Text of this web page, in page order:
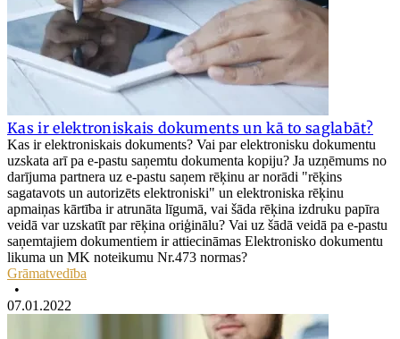
Kas ir elektroniskais dokuments un kā to saglabāt?
Kas ir elektroniskais dokuments? Vai par elektronisku dokumentu
uzskata arī pa e-pastu saņemtu dokumenta kopiju? Ja uzņēmums no
darījuma partnera uz e-pastu saņem rēķinu ar norādi "rēķins
sagatavots un autorizēts elektroniski" un elektroniska rēķinu
apmaiņas kārtība ir atrunāta līgumā, vai šāda rēķina izdruku papīra
veidā var uzskatīt par rēķina oriģinālu? Vai uz šādā veidā pa e-pastu
saņemtajiem dokumentiem ir attiecināmas Elektronisko dokumentu
likuma un MK noteikumu Nr.473 normas?
Grāmatvedība
•
07.01.2022